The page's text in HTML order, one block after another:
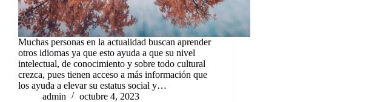
Muchas personas en la actualidad buscan aprender
otros idiomas ya que esto ayuda a que su nivel
intelectual, de conocimiento y sobre todo cultural
crezca, pues tienen acceso a más información que
los ayuda a elevar su estatus social y…
admin
octubre 4, 2023